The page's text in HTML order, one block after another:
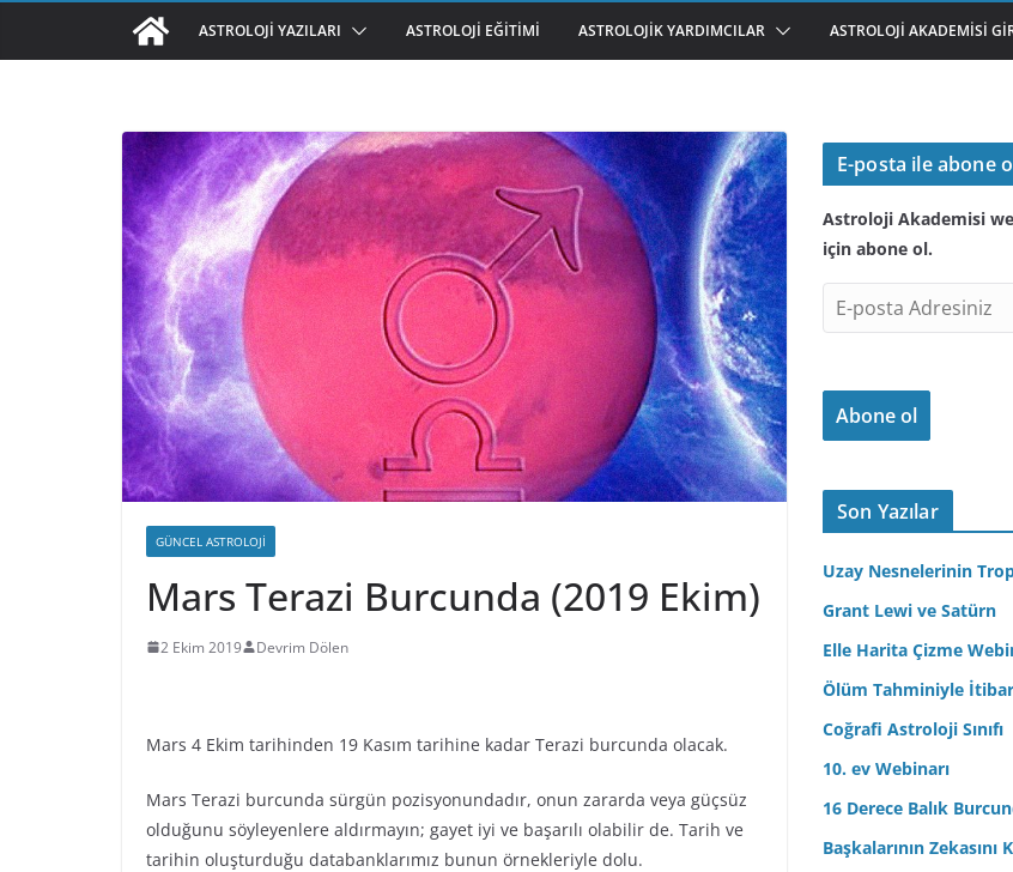
ASTROLOJI YAZILARI ASTROLOJI EĞITIMI ASTROLOJIK YARDIMCILAR ASTROLOJI AKADEMISI
GÜNCEL ASTROLOJI
Mars Terazi Burcunda (2019 Ekim)
2 Ekim 2019 Devrim Dölen
Mars 4 Ekim tarihinden 19 Kasım tarihine kadar Terazi burcunda olacak.
Mars Terazi burcunda sürgün pozisyonundadır, onun zararda veya güçsüz
olduğunu söyleyenlere aldırmayın; gayet iyi ve başarılı olabilir de. Tarih ve
tarihin oluşturduğu databanklarımız bunun örnekleriyle dolu.
E-posta ile abone
Astroloji Akademisi
için abone ol.
-
o
t
d
r
i
n
Abone ol
Son Yazılar
Uzay Nesnelerinin
Grant Lewi ve Satürn
Elle Harita Çizme
Ölüm Tahminiyle
Coğrafi Astroloji Sınıfı
10. ev Webinarı
16 Derece Balık
Başkalarının